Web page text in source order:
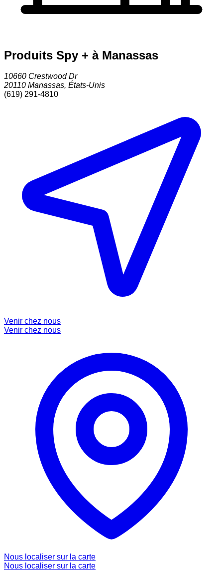
Produits Spy + à Manassas
10660 Crestwood Dr
20110 Manassas, États-Unis
(619) 291-4810
Venir chez nous
Venir chez nous
Nous localiser sur la carte
Nous localiser sur la carte